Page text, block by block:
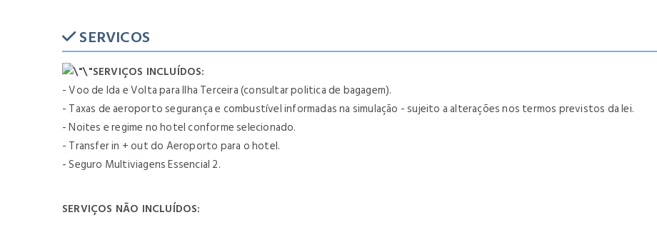
SERVICOS
SERVIÇOS INCLUÍDOS:
- Voo de Ida e Volta para Ilha Terceira (consultar politica de bagagem).
- Taxas de aeroporto segurança e combustível informadas na simulação - sujeito a alterações nos termos previstos da lei.
- Noites e regime no hotel conforme selecionado.
- Transfer in + out do Aeroporto para o hotel.
- Seguro Multiviagens Essencial 2.
SERVIÇOS NÃO INCLUÍDOS: